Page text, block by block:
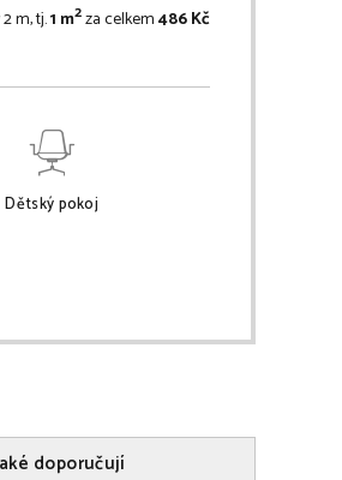
m, tj.1 m2za celkem486 Kč
Dětský pokoj
doporučují